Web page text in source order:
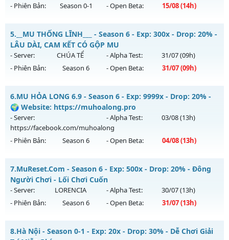
01/07/2626
Kiểu reset: Non Reset
Thể loại: Mu Nguyên bản Webzen
Antihack: Xshiel
- Phiên Bản:
Season 0-1 - Open Beta: 15/08(14h)
MU Hà Nội - Ổn Định , Lâu Dài
Mu mới ra tháng 08 2026 - Mở máy chủ
14h ngày 15/08/2626
Exp: 100x - Drop: 10%
Thể loại: Mu Nguyên bản Webzen
Antihack: ICM
5. __MU THỐNG LĨNH___ - Season 6 - Exp: 300x - Drop: 20% -
LÂU DÀI, CAM KẾT CÓ GỘP MU
- Server: CHÚA TỂ - Alpha Test: 31/07(09h)
- Phiên Bản:
Season 6 - Open Beta: 31/07(09h)
__MU THỐNG LĨNH___ - LÂU DÀI, CAM KẾT CÓ GỘP MU
Mu mới ra tháng 07 2026 - Mở máy chủ
ngày 31/07/2626
Exp: 300x - Drop: 20%
Antihack: UGK ANTIHACK
6.MU HỎA LONG 6.9 - Season 6 - Exp: 9999x - Drop: 20% -
🌍 Website: https://muhoalong.pro
- Server:
https://facebook.com/muhoalong
- Alpha Test: 03/08(13h)
- Phiên Bản: Season 6 - Open Beta: 04/08(13h)
MU HỎA LONG 6.9 - 🌍 Website: https://muhoalong.pro
Mu mới ra tháng 08 2026 - Mở máy chủ
https://facebook.com/muhoalongvào 13h ngày
04/08/2626
Kiểu reset: Non Reset
7.MuReset.Com - Season 6 - Exp: 500x - Drop: 20% - Đông
Người Chơi - Lối Chơi Cuốn
- Server: LORENCIA - Alpha Test: 30/07(13h)
- Phiên Bản:
Season 6 - Open Beta: 31/07(13h)
MuReset.Com - Đông Người Chơi - Lối Chơi Cuốn
8.Hà Nội - Season 0-1 - Exp: 20x - Drop: 30% - Dễ Chơi Giải